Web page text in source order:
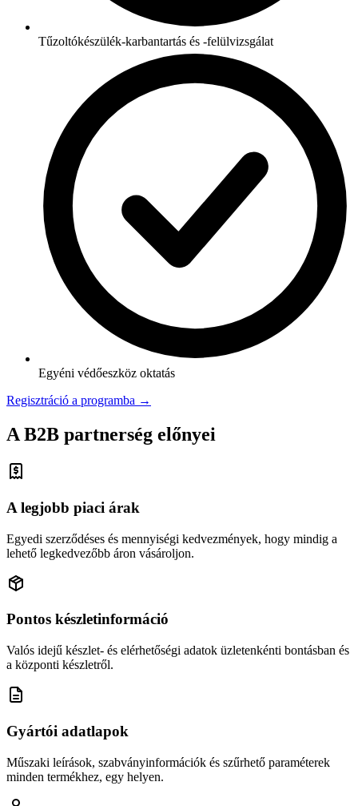
Tűzoltókészülék-karbantartás és -felülvizsgálat
Egyéni védőeszköz oktatás
Regisztráció a programba →
A B2B partnerség előnyei
A legjobb piaci árak
Egyedi szerződéses és mennyiségi kedvezmények, hogy mindig a
lehető legkedvezőbb áron vásároljon.
Pontos készletinformáció
Valós idejű készlet- és elérhetőségi adatok üzletenkénti bontásban és
a központi készletről.
Gyártói adatlapok
Műszaki leírások, szabványinformációk és szűrhető paraméterek
minden termékhez, egy helyen.